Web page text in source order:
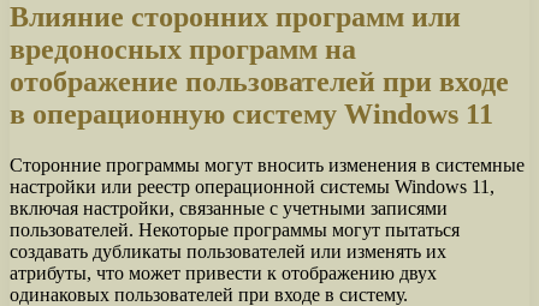
Влияние сторонних программ или
вредоносных программ на
отображение пользователей при входе
в операционную систему Windows 11
Сторонние программы могут вносить изменения в системные
настройки или реестр операционной системы Windows 11,
включая настройки, связанные с учетными записями
пользователей. Некоторые программы могут пытаться
создавать дубликаты пользователей или изменять их
атрибуты, что может привести к отображению двух
одинаковых пользователей при входе в систему.